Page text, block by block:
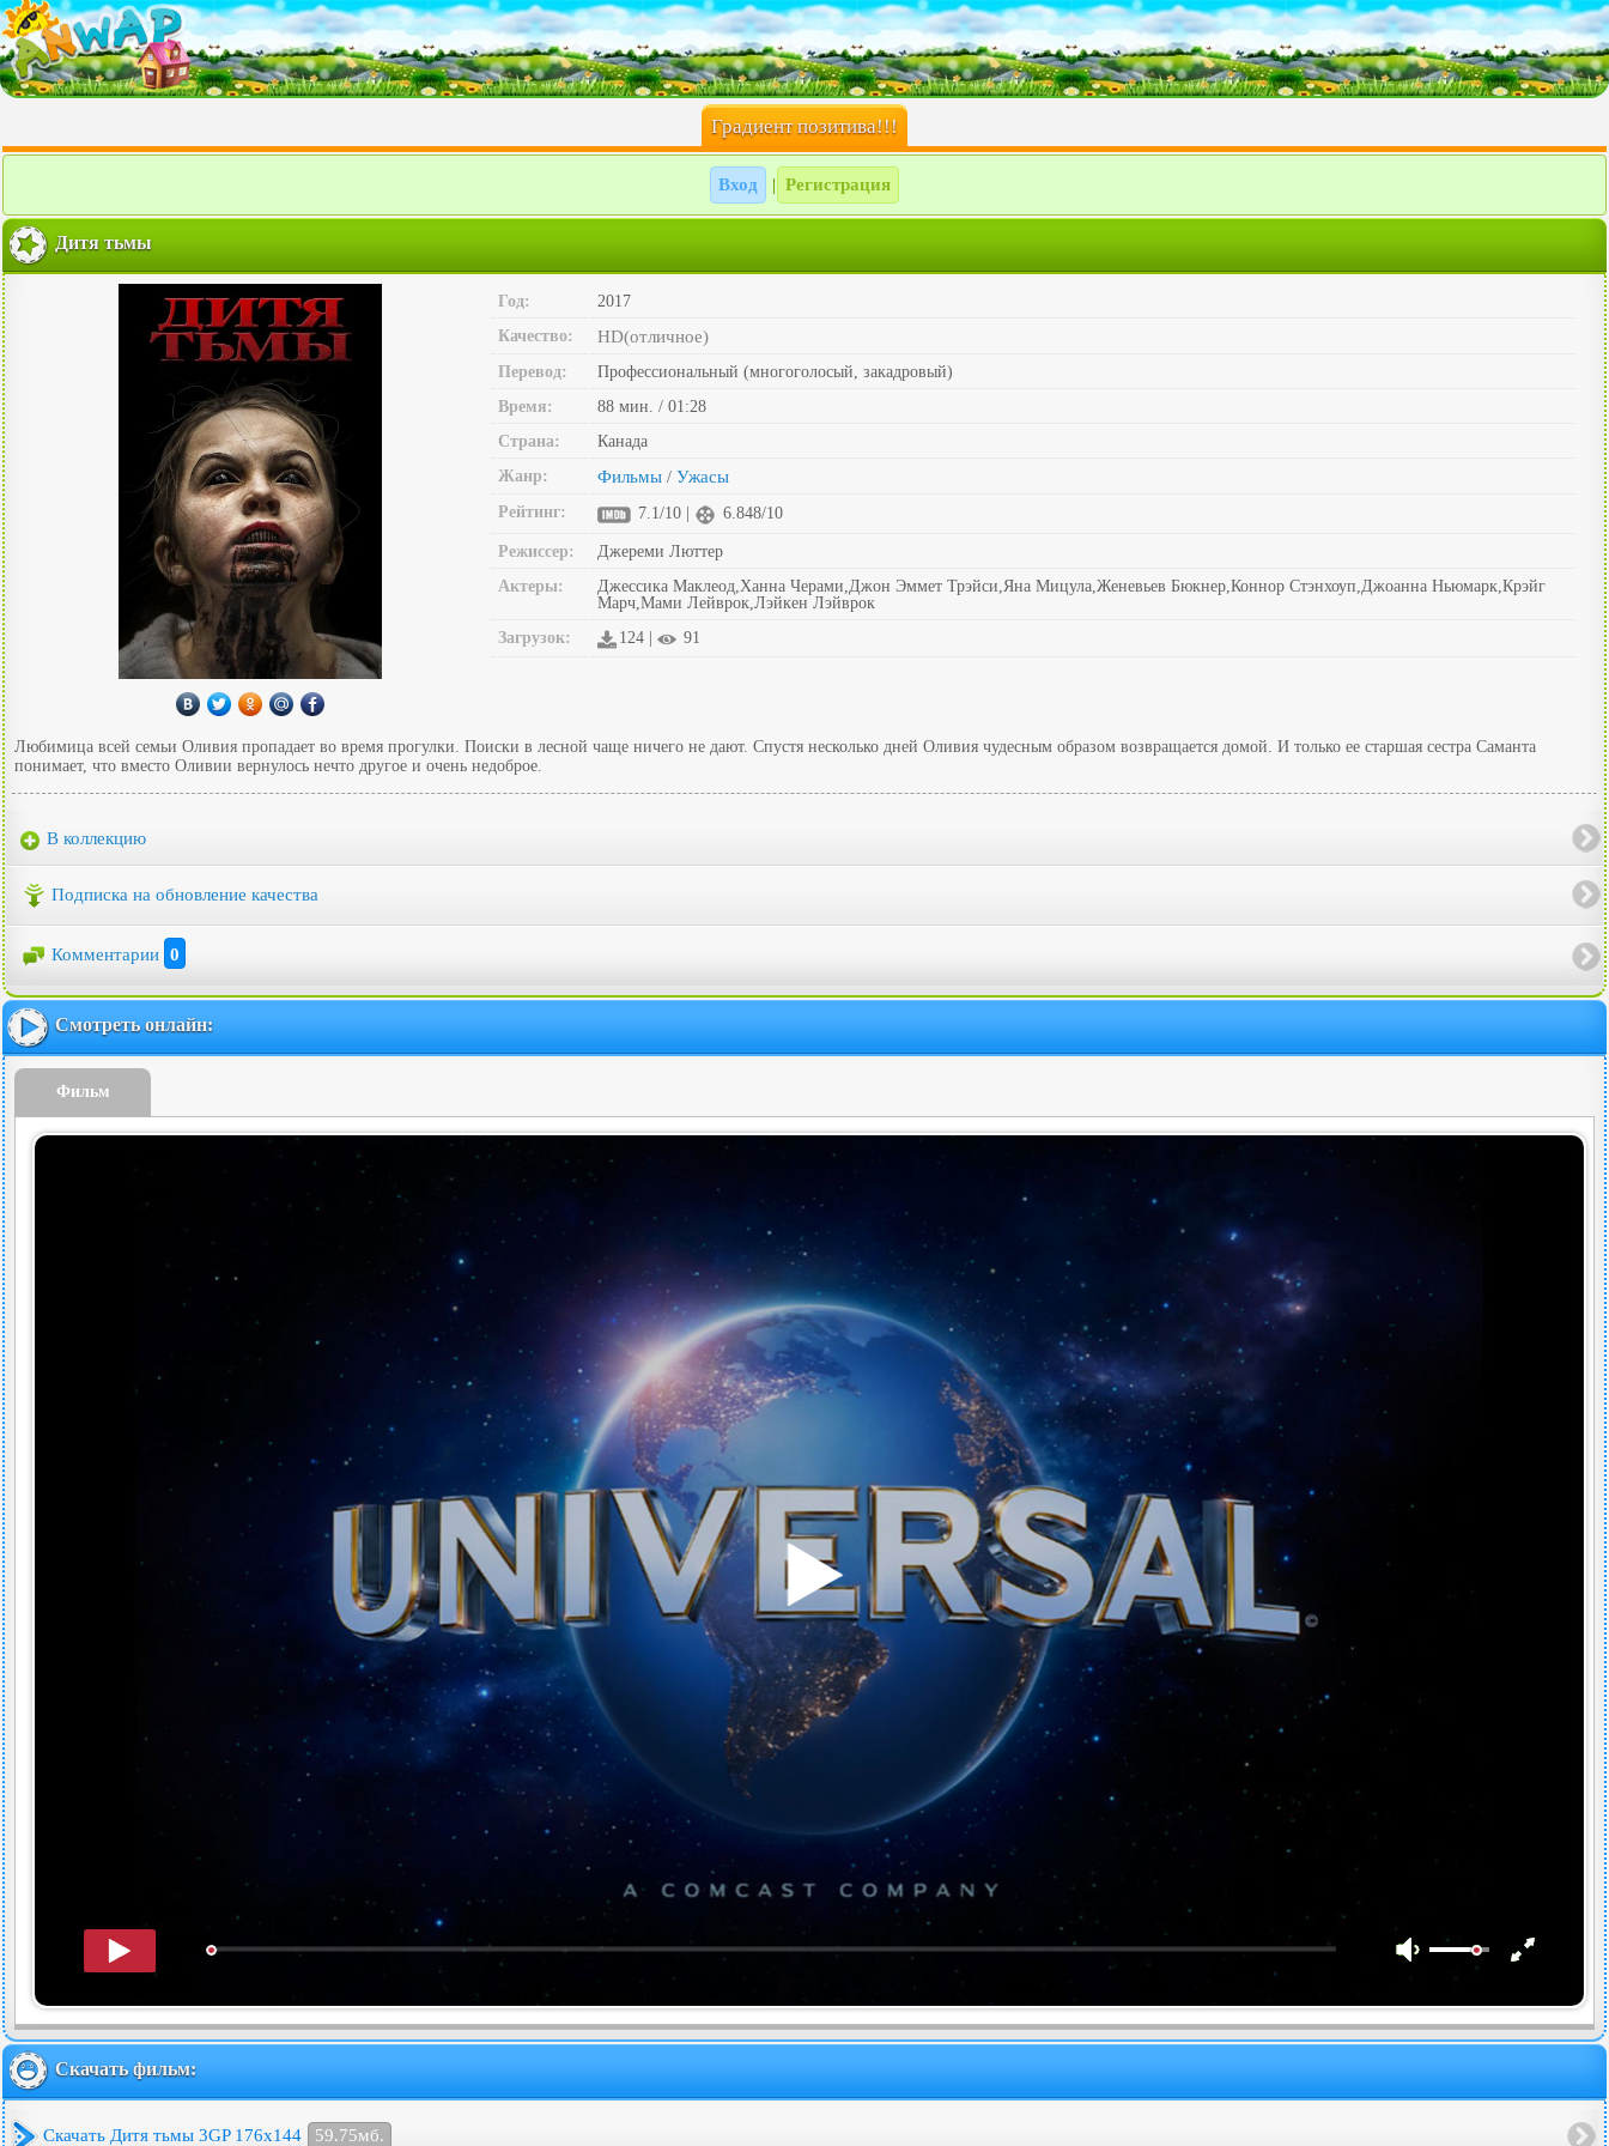
Градиент позитива!!!
Вход Регистрация
Дитя тьмы
Год:
2017
Качество:
HD(отличное)
Перевод:
Профессиональный (многоголосый, закадровый)
Время:
88 мин. / 01:28
Страна:
Канада
Жанр:
Фильмы / Ужасы
Рейтинг: 7.1/10 | 6.848/10
Режиссер:
Джереми Люттер
Актеры:
Джессика Маклеод,Ханна Черами,Джон Эммет Трэйси,Яна Мицула,Женевьев Бюкнер,Коннор Стэнхоуп,Джоанна Ньюмарк,Крэйг
Марч,Мами Лейврок,Лэйкен Лэйврок
Загрузок:
124 | 91
Любимица всей семьи Оливия пропадает во время прогулки. Поиски в лесной чаще ничего не дают. Спустя несколько дней Оливия чудесным образом возвращается домой. И только ее старшая сестра Саманта
понимает, что вместо Оливии вернулось нечто другое и очень недоброе.
В коллекцию
Подписка на обновление качества
Комментарии 0
Смотреть онлайн:
Фильм
Скачать фильм:
Скачать Дитя тьмы 3GP 176x144 59.75мб.